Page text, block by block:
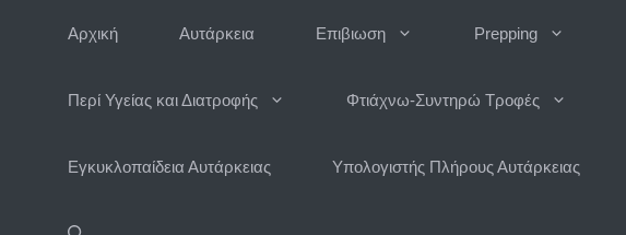
Αρχική Αυτάρκεια Επιβιωση Prepping
Περί Υγείας και Διατροφής Φτιάχνω-Συντηρώ Τροφές
Εγκυκλοπαίδεια Αυτάρκειας Υπολογιστής Πλήρους Αυτάρκειας